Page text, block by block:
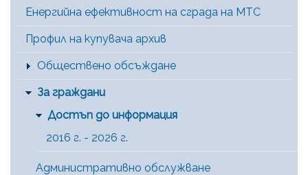
Енергийна ефективност на сграда на МТС
Профил на купувача архив
Обществено обсъждане
За граждани
Достъп до информация
2016 г. - 2026 г.
Административно обслужване